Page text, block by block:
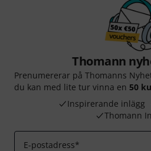
Thomann
Prenumererar på Thomanns
du kan med lite tur vinna en 50
Inspirerande inlägg
Thomann
E-postadress*